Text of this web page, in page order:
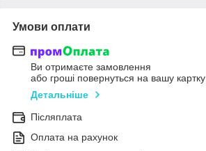
Умови оплати
Ви отримаєте замовлення
або гроші повернуться на вашу картку
Детальніше
Післяплата
Оплата на рахунок